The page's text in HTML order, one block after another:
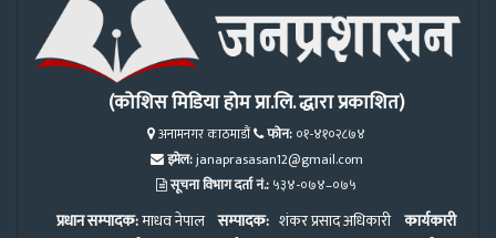
(कोशिस मिडिया होम प्रा.लि. द्धारा प्रकाशित)
अनामनगर काठमाडौं फोन: ०१-४१०२८७४
इमेल:janaprasasan12@gmail.com
सूचना विभाग दर्ता नं.: ५३४-०७४–०७५
प्रधान सम्पादक:माधव नेपाल सम्पादक: शंकर प्रसाद अधिकारी कार्यकारी